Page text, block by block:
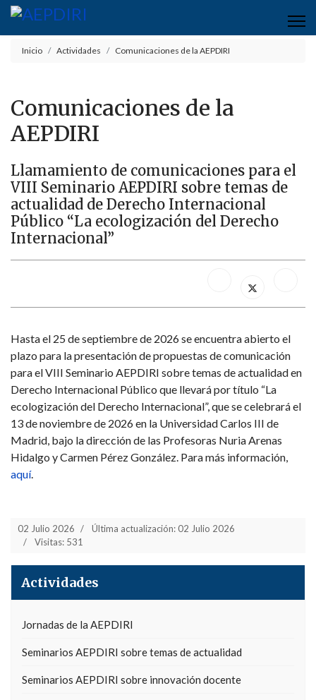
Inicio Actividades Comunicaciones de la AEPDIRI
Comunicaciones de la
AEPDIRI
Llamamiento de comunicaciones para el
VIII Seminario AEPDIRI sobre temas de
actualidad de Derecho Internacional
Público “La ecologización del Derecho
Internacional”
Hasta el 25 de septiembre de 2026 se encuentra abierto el
plazo para la presentación de propuestas de comunicación
para el VIII Seminario AEPDIRI sobre temas de actualidad en
Derecho Internacional Público que llevará por título “La
ecologización del Derecho Internacional”, que se celebrará el
13 de noviembre de 2026 en la Universidad Carlos III de
Madrid, bajo la dirección de las Profesoras Nuria Arenas
Hidalgo y Carmen Pérez González. Para más información,
aquí.
02 Julio 2026
Última actualización: 02 Julio 2026
Visitas: 531
Actividades
Jornadas de la AEPDIRI
Seminarios AEPDIRI sobre temas de actualidad
Seminarios AEPDIRI sobre innovación docente